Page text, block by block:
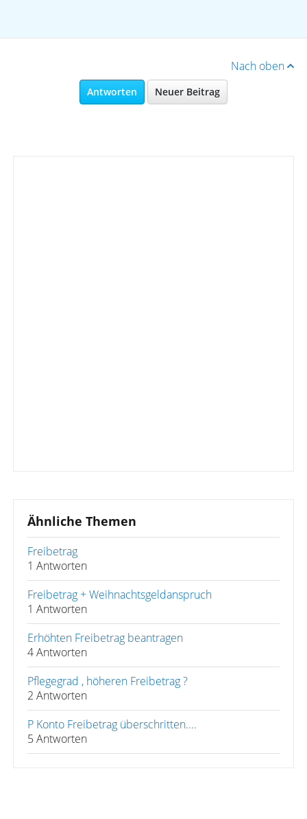
Nach oben
Antworten Neuer Beitrag
Ähnliche Themen
Freibetrag
1 Antworten
Freibetrag + Weihnachtsgeldanspruch
1 Antworten
Erhöhten Freibetrag beantragen
4 Antworten
Pflegegrad , höheren Freibetrag ?
2 Antworten
P Konto Freibetrag überschritten....
5 Antworten